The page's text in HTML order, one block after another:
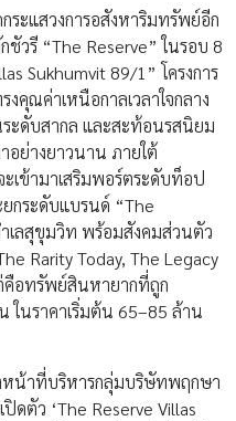
ะแสวงการอสังหาริมทรัพย์อีก
วรี “The Reserve” ในรอบ 8
Sukhumvit 89/1” โครงการ
คุณค่าเหนือกาลเวลาใจกลาง
ะดับสากล และสะท้อนรสนิยม
าอย่างยาวนาน ภายใต้
เข้ามาเสริมพอร์ตระดับท็อป
กระดับแบรนด์ “The
เลสุขุมวิท พร้อมสังคมส่วนตัว
Rarity Today, The Legacy
คือทรัพย์สินหายากที่ถูก
ในราคาเริ่มต้น 65–85 ล้าน
น้าที่บริหารกลุ่มบริษัทพฤกษา
ดตัว ‘The Reserve Villas